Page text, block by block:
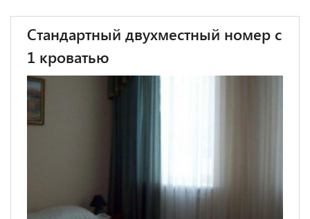
Стандартный двухместный номер с
1 кроватью